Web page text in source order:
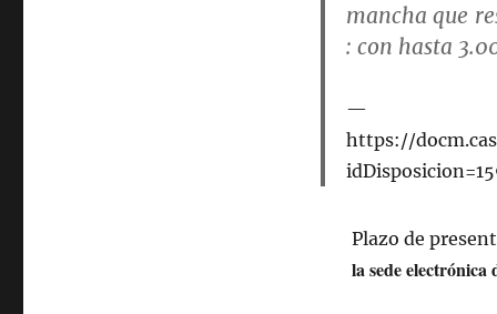
mancha que
: con hasta
https://
Plazo de
la sede